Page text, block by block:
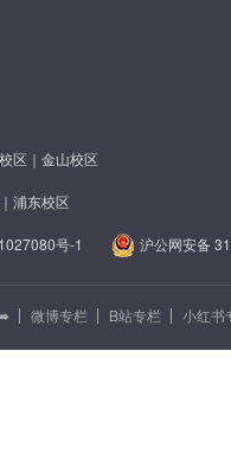
区｜金山校区
浦东校区
号-1 沪公网安备
微博专栏 B站专栏 小红书